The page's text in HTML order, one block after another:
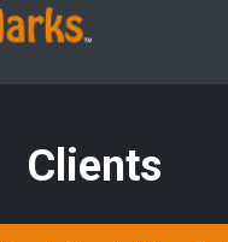
Clients